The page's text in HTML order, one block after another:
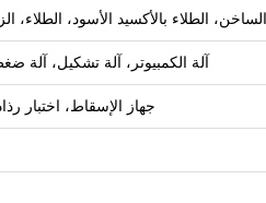
الطلاء بالأكسيد الأسود، الطلاء،
آلة الكمبيوتر، آلة تشكيل، آلة
جهاز الإسقاط، اختبار